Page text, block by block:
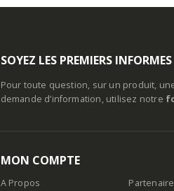
SOYEZ LES PREMIERS INFORMES
Pour toute question, sur un produit,
demande d’information, utilisez notre
MON COMPTE
A Propos